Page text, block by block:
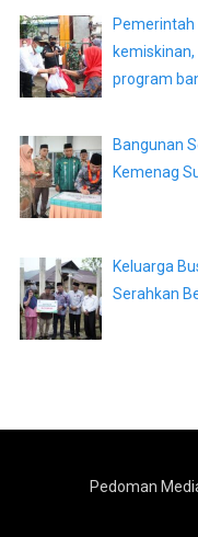
Pemerintah
program
Bangunan
Kemenag
Keluarga
Serahkan
Pedoman